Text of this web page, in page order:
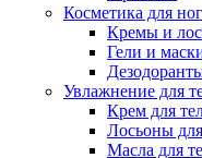
Косметика для ног
Кремы и
Гели и
Увлажнение для
Крем для
Лосьоны
Масла для